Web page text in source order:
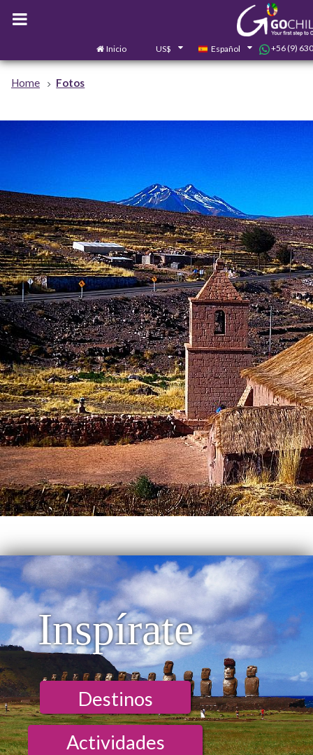
Inicio US$ Español +56 (9)
Home Fotos
Inspírate
Destinos
Actividades